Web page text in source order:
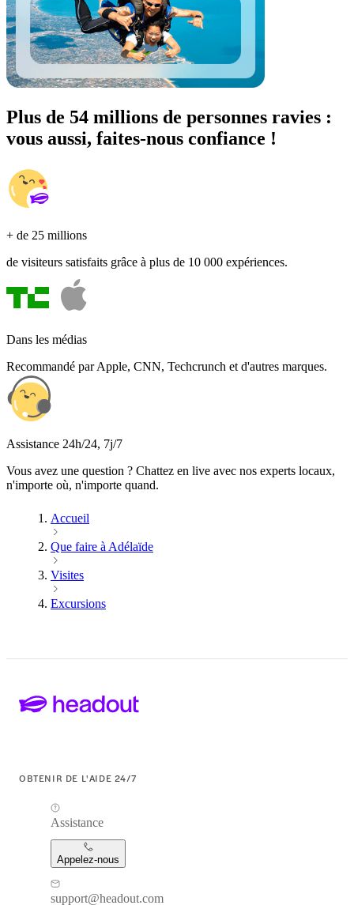
Plus de 54 millions de personnes ravies :
vous aussi, faites-nous confiance !
+ de 25 millions
de visiteurs satisfaits grâce à plus de 10 000 expériences.
Dans les médias
Recommandé par Apple, CNN, Techcrunch et d'autres marques.
Assistance 24h/24, 7j/7
Vous avez une question ? Chattez en live avec nos experts locaux,
n'importe où, n'importe quand.
Accueil
Que faire à Adélaïde
Visites
Excursions
OBTENIR DE L'AIDE 24/7
Assistance
Appelez-nous
support@headout.com